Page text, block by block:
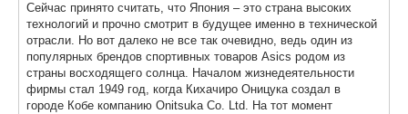
Сейчас принято считать, что Япония – это страна высоких
технологий и прочно смотрит в будущее именно в технической
отрасли. Но вот далеко не все так очевидно, ведь один из
популярных брендов спортивных товаров Asics родом из
страны восходящего солнца. Началом жизнедеятельности
фирмы стал 1949 год, когда Кихачиро Оницука создал в
городе Кобе компанию Onitsuka Co. Ltd. На тот момент